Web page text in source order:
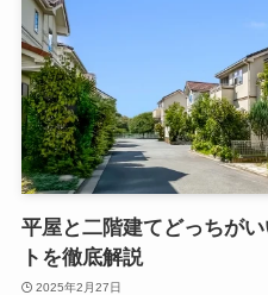
平屋と二階建てどっちが
トを徹底解説
2025年2月27日